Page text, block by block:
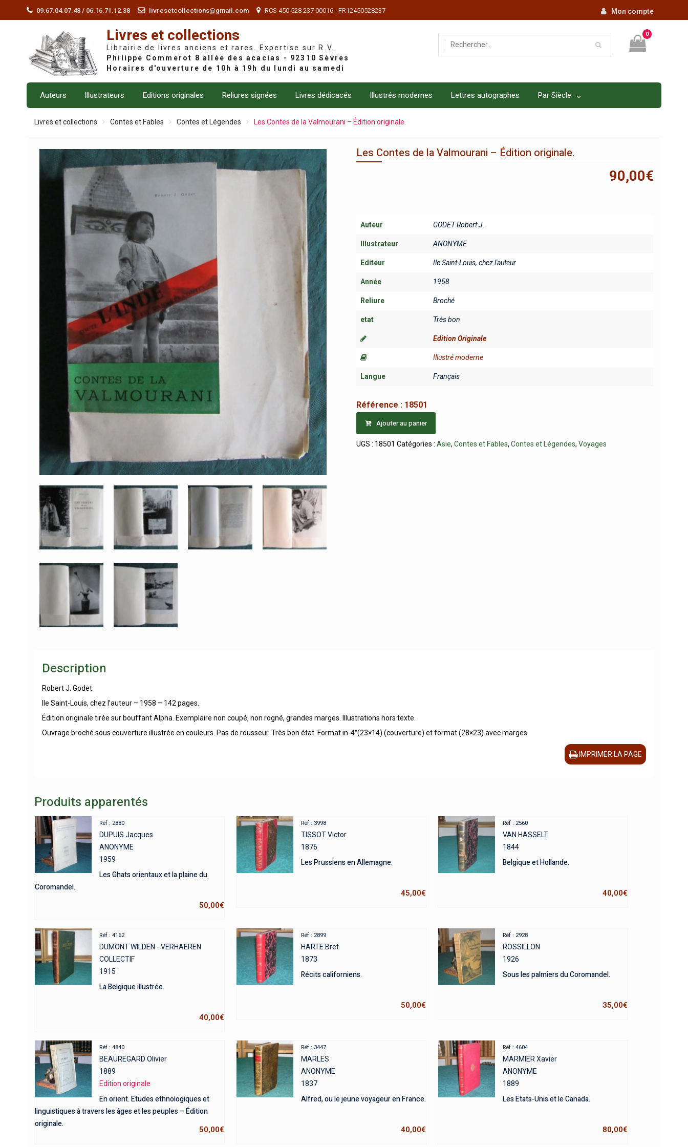
09.67.04.07.48 / 06.16.71.12.38 livresetcollections@gmail.com RCS 450 528 237 00016 - FR12450528237 Mon compte
Livres et collections
Librairie de livres anciens et rares. Expertise sur R.V.
0
Auteurs Illustrateurs Editions originales Reliures signées Livres dédicacés Illustrés modernes Lettres autographes Par Siècle
Livres et collections Contes et Fables Contes et Légendes Les Contes de la Valmourani – Édition originale.
Les Contes de la Valmourani – Édition originale.
90,00€
Auteur GODET Robert J.
Illustrateur ANONYME
Editeur Ile Saint-Louis, chez l'auteur
Année 1958
Reliure Broché
etat Très bon
Edition Originale
Illustré moderne
Langue Français
Référence : 18501
Ajouter au panier
UGS : 18501 Catégories :Asie,Contes et Fables,Contes et Légendes,Voyages
Description
Robert J. Godet.
Ile Saint-Louis, chez l’auteur – 1958 – 142 pages.
Édition originale tirée sur bouffant Alpha. Exemplaire non coupé, non rogné, grandes marges. Illustrations hors texte.
Ouvrage broché sous couverture illustrée en couleurs. Pas de rousseur. Très bon état. Format in-4°(23×14) (couverture) et format (28×23) avec marges.
IMPRIMER LA PAGE
Produits apparentés
Réf : 2880
DUPUIS Jacques
ANONYME
1959
Les Ghats orientaux et la plaine du
Coromandel.
50,00€
Réf : 3998
TISSOT Victor
1876
Les Prussiens en Allemagne.
45,00€
Réf : 2560
VAN HASSELT
1844
Belgique et Hollande.
40,00€
Réf : 4162
DUMONT WILDEN - VERHAEREN
COLLECTIF
1915
La Belgique illustrée.
40,00€
Réf : 2899
HARTE Bret
1873
Récits californiens.
50,00€
Réf : 2928
ROSSILLON
1926
Sous les palmiers du Coromandel.
35,00€
Réf : 4840
BEAUREGARD Olivier
1889
Edition originale
En orient. Etudes ethnologiques et
linguistiques à travers les âges et les peuples – Édition
originale.
50,00€
Réf : 3447
MARLES
ANONYME
1837
Alfred, ou le jeune voyageur en France.
40,00€
Réf : 4604
MARMIER Xavier
ANONYME
1889
Les Etats-Unis et le Canada.
80,00€